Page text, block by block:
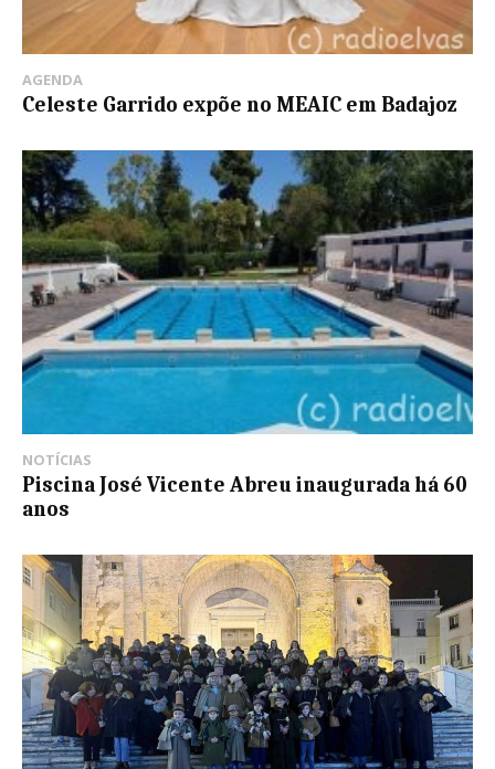
AGENDA
Celeste Garrido expõe no MEAIC em Badajoz
NOTÍCIAS
Piscina José Vicente Abreu inaugurada há 60
anos